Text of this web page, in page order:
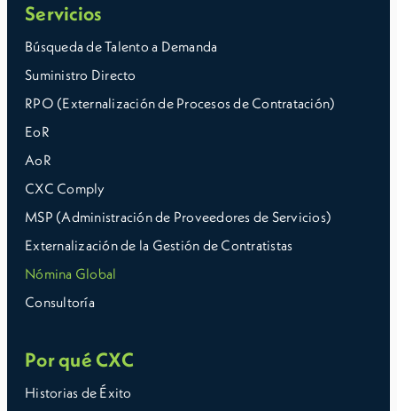
Servicios
Búsqueda de Talento a Demanda
Suministro Directo
RPO (Externalización de Procesos de Contratación)
EoR
AoR
CXC Comply
MSP (Administración de Proveedores de Servicios)
Externalización de la Gestión de Contratistas
Nómina Global
Consultoría
Por qué CXC
Historias de Éxito